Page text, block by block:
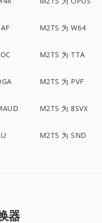
M2TS 为 W64
M2TS 为 TTA
M2TS 为 PVF
M2TS 为 8SVX
M2TS 为 SND
器